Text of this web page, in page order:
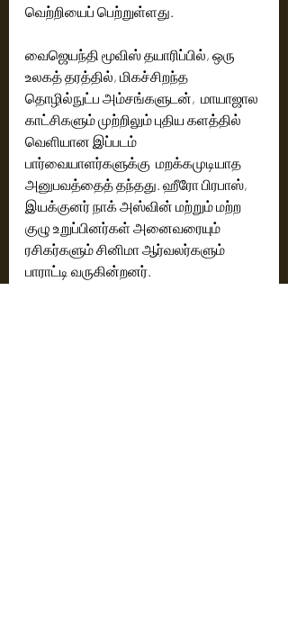
வெற்றியைப் பெற்றுள்ளது.
வைஜெயந்தி மூவிஸ் தயாரிப்பில், ஒரு
உலகத் தரத்தில், மிகச்சிறந்த
தொழில்நுட்ப அம்சங்களுடன்,  மாயாஜால
காட்சிகளும் முற்றிலும் புதிய களத்தில்
வெளியான இப்படம்
பார்வையாளர்களுக்கு  மறக்கமுடியாத
அனுபவத்தைத் தந்தது. ஹீரோ பிரபாஸ்,
இயக்குனர் நாக் அஸ்வின் மற்றும் மற்ற
குழு உறுப்பினர்கள் அனைவரையும்
ரசிகர்களும் சினிமா ஆர்வலர்களும்
பாராட்டி வருகின்றனர்.